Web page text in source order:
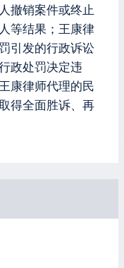
撤销案件或终止
等结果；王康律
引发的行政诉讼
政处罚决定违
康律师代理的民
得全面胜诉、再